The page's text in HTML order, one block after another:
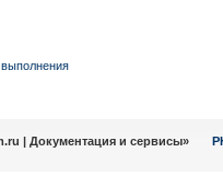
| Документация и сервисы»